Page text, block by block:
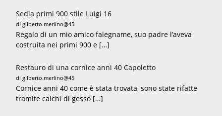
Sedia primi 900 stile Luigi 16
di gilberto.merlino@45
Regalo di un mio amico falegname, suo padre l’aveva
costruita nei primi 900 e […]
Restauro di una cornice anni 40 Capoletto
di gilberto.merlino@45
Cornice anni 40 come è stata trovata, sono state rifatte
tramite calchi di gesso […]